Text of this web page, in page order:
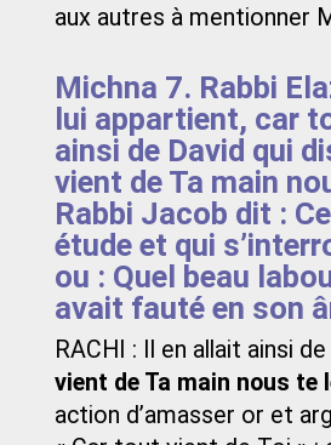
aux autres à mentionner
Michna 7. Rabbi
lui appartient, car
ainsi de David qui
vient de Ta main
Rabbi Jacob dit :
étude et qui
ou : Quel beau
avait fauté en son
RACHI : Il en allait ainsi
vient de Ta main nous te
action d’amasser or et